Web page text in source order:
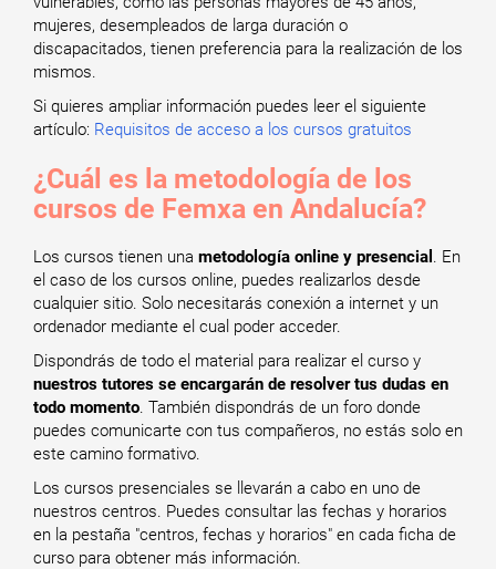
mujeres, desempleados de larga duración o
discapacitados, tienen preferencia para la realización de los
mismos.
Si quieres ampliar información puedes leer el siguiente
artículo: Requisitos de acceso a los cursos gratuitos
¿Cuál es la metodología de los
cursos de Femxa en Andalucía?
Los cursos tienen una metodología online y presencial . En
el caso de los cursos online, puedes realizarlos desde
cualquier sitio. Solo necesitarás conexión a internet y un
ordenador mediante el cual poder acceder.
Dispondrás de todo el material para realizar el curso y
nuestros tutores se encargarán de resolver tus dudas en
todo momento. También dispondrás de un foro donde
puedes comunicarte con tus compañeros, no estás solo en
este camino formativo.
Los cursos presenciales se llevarán a cabo en uno de
nuestros centros. Puedes consultar las fechas y horarios
en la pestaña "centros, fechas y horarios" en cada ficha de
curso para obtener más información.